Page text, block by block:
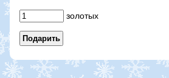
золотых